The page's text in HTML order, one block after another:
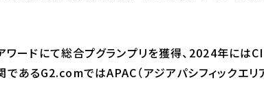
ードにて総合プグランプリを獲得、2024年には
あるG2.comではAPAC（アジアパシフィックエリ